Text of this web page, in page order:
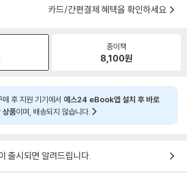
카드/간편결제 혜택을 확인하세요
종이책
8,100원
매 후 지원 기기에서 예스24 eBook앱 설치 후 바로
상품이며, 배송되지 않습니다.
출시되면 알려드립니다.